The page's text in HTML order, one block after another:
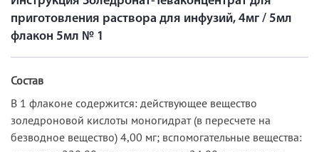
приготовления раствора для инфузий, 4мг / 5мл
флакон 5мл № 1
Состав
В 1 флаконе содержится: действующее вещество
золедроновой кислоты моногидрат (в пересчете на
безводное вещество) 4,00 мг; вспомогательные вещества: